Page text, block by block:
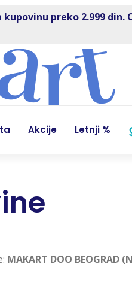
preko 2.999
Akcije Letnji %
MAKART DOO BEOGRAD